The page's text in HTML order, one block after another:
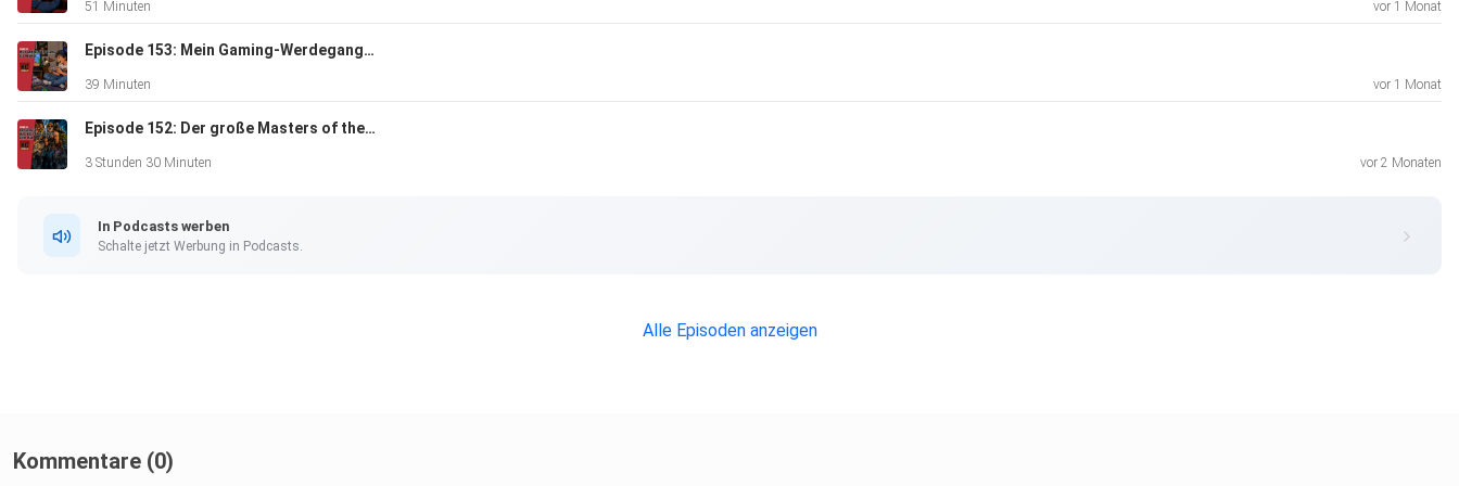
51 Minuten vor 1 Monat
Episode 153: Mein Gaming-Werdegang - Vom Atari 2600, NES & Game Boy bis zum SNES und Amiga 500
39 Minuten vor 1 Monat
Episode 152: Der große Masters of the Universe-Filmtalk
3 Stunden 30 Minuten vor 2 Monaten
In Podcasts werben
Schalte jetzt Werbung in Podcasts.
Alle Episoden anzeigen
Kommentare (0)